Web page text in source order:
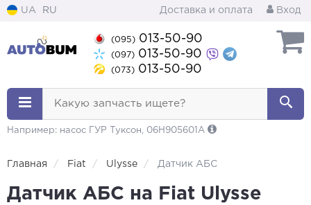
UA RU Доставка и оплата Вход
(095) 013-50-90
(097) 013-50-90
(073) 013-50-90
Какую запчасть ищете?
Например: насос ГУР Туксон, 06H905601A
Главная Fiat Ulysse Датчик АБС
Датчик АБС на Fiat Ulysse